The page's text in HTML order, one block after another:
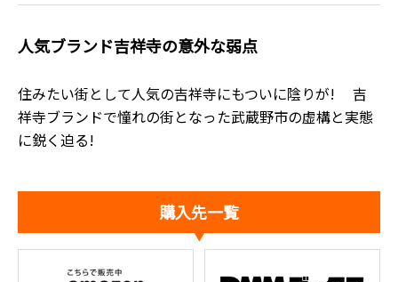
人気ブランド吉祥寺の意外な弱点
住みたい街として人気の吉祥寺にもついに陰りが! 吉
祥寺ブランドで憧れの街となった武蔵野市の虚構と実態
に鋭く迫る!
購入先一覧